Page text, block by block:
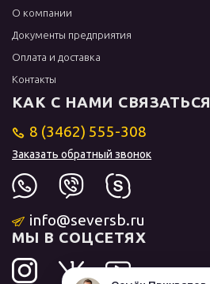
О компании
Документы предприятия
Оплата и доставка
Контакты
КАК С НАМИ СВЯЗАТЬСЯ
8 (3462) 555-308
Заказать обратный звонок
info@seversb.ru
МЫ В СОЦСЕТЯХ